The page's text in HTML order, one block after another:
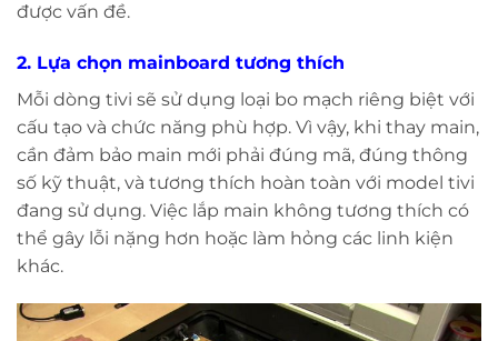
được vấn đề.
2. Lựa chọn mainboard tương thích
Mỗi dòng tivi sẽ sử dụng loại bo mạch riêng biệt với
cấu tạo và chức năng phù hợp. Vì vậy, khi thay main,
cần đảm bảo main mới phải đúng mã, đúng thông
số kỹ thuật, và tương thích hoàn toàn với model tivi
đang sử dụng. Việc lắp main không tương thích có
thể gây lỗi nặng hơn hoặc làm hỏng các linh kiện
khác.